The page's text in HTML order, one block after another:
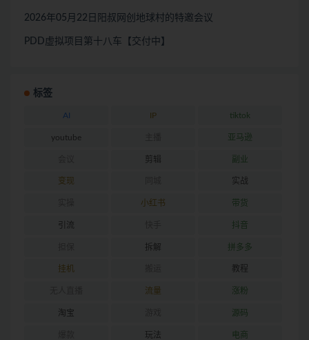
2026年05月22日阳叔网创地球村的特邀会议
PDD虚拟项目第十八车【交付中】
标签
AI IP tiktok
youtube 亚马逊
剪辑 副业
变现 实战
小红书 带货
引流 抖音
拆解 拼多多
挂机 教程
流量 涨粉
淘宝 源码
玩法 电商